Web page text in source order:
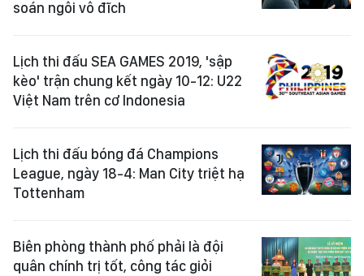
soán ngôi vô đĩch
Lịch thi đấu SEA GAMES 2019, 'sập
kèo' trận chung kết ngày 10-12: U22
Việt Nam trên cơ Indonesia
Lịch thi đấu bóng đá Champions
League, ngày 18-4: Man City triệt hạ
Tottenham
Biên phòng thành phố phải là đội
quân chính trị tốt, công tác giỏi